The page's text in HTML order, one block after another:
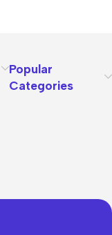
Popular
Categories